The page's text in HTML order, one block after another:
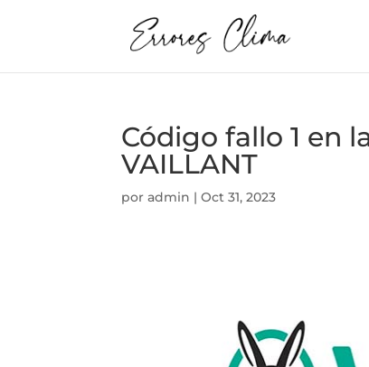
Código fallo 1 en
VAILLANT
poradmin |Oct 31, 2023